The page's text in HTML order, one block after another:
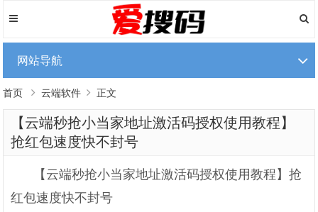
网站导航
首页 云端软件 正文
【云端秒抢小当家地址激活码授权使用教程】
抢红包速度快不封号
【云端秒抢小当家地址激活码授权使用教程】抢
红包速度快不封号